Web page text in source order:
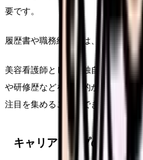
要です。
履歴書や職務経歴書は、あなたの
美容看護師としての独自の経験や
や研修歴などを具体的かつ魅力的
注目を集めることができます。
キャリアアップのための